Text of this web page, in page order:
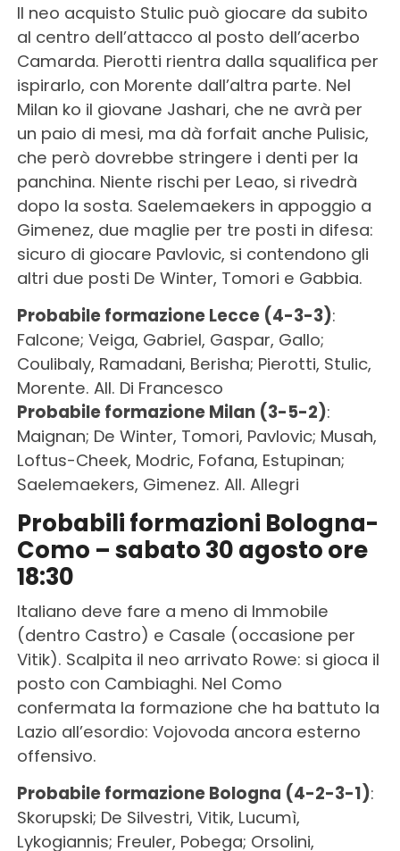
Il neo acquisto Stulic può giocare da subito
al centro dell’attacco al posto dell’acerbo
Camarda. Pierotti rientra dalla squalifica per
ispirarlo, con Morente dall’altra parte. Nel
Milan ko il giovane Jashari, che ne avrà per
un paio di mesi, ma dà forfait anche Pulisic,
che però dovrebbe stringere i denti per la
panchina. Niente rischi per Leao, si rivedrà
dopo la sosta. Saelemaekers in appoggio a
Gimenez, due maglie per tre posti in difesa:
sicuro di giocare Pavlovic, si contendono gli
altri due posti De Winter, Tomori e Gabbia.
Probabile formazione Lecce (4-3-3):
Falcone; Veiga, Gabriel, Gaspar, Gallo;
Coulibaly, Ramadani, Berisha; Pierotti, Stulic,
Morente. All. Di Francesco
Probabile formazione Milan (3-5-2):
Maignan; De Winter, Tomori, Pavlovic; Musah,
Loftus-Cheek, Modric, Fofana, Estupinan;
Saelemaekers, Gimenez. All. Allegri
Probabili formazioni Bologna-
Como – sabato 30 agosto ore
18:30
Italiano deve fare a meno di Immobile
(dentro Castro) e Casale (occasione per
Vitik). Scalpita il neo arrivato Rowe: si gioca il
posto con Cambiaghi. Nel Como
confermata la formazione che ha battuto la
Lazio all’esordio: Vojovoda ancora esterno
offensivo.
Probabile formazione Bologna (4-2-3-1):
Skorupski; De Silvestri, Vitik, Lucumì,
Lykogiannis; Freuler, Pobega; Orsolini,